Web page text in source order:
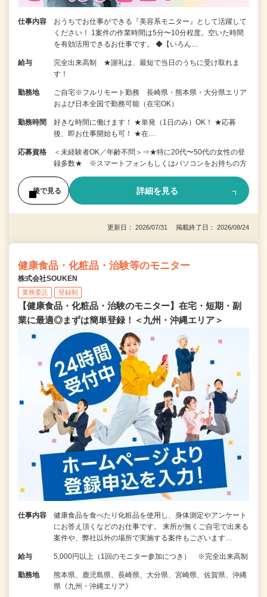
仕事内容
おうちでお仕事ができる『美容系モニター』として活躍して
ください！ 1案件の作業時間は5分〜10分程度。空いた時間
を有効活用できるお仕事です。 ◆【いろん…
給与
完全出来高制 ★謝礼は、最短で当日のうちに受け取れま
す！
勤務地
ご自宅※フルリモート勤務 長崎県・熊本県・大分県エリア
および日本全国で勤務可能（在宅OK）
勤務時間
好きな時間に働けます！ ★単発（1日のみ）OK！ ★応募
後、即お仕事開始も可！ ★在…
応募資格
＜未経験者OK／年齢不問＞⇒★特に20代〜50代の女性の登
録多数★ ※スマートフォンもしくはパソコンをお持ちの方
後で見る 詳細を見る
更新日： 2026/07/31 掲載終了日： 2026/08/24
健康食品・化粧品・治験等のモニター
株式会社SOUKEN
業務委託 登録制
【健康食品・化粧品・治験のモニター】在宅・短期・副
業に最適◎まずは簡単登録！＜九州・沖縄エリア＞
仕事内容
健康食品を食べたり化粧品を使用し、身体測定やアンケート
にお答え頂くなどのお仕事です。 来所が無くご自宅で出来る
案件や、弊社以外の場所で実施する案件もございます…
給与 5,000円以上（1回のモニター参加につき） ※完全出来高制
勤務地
熊本県、鹿児島県、長崎県、大分県、宮崎県、佐賀県、沖縄
県《九州・沖縄エリア》